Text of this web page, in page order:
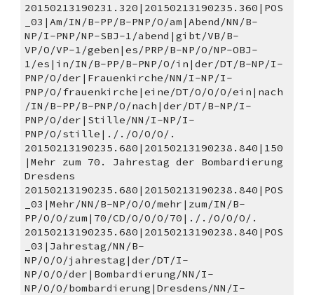
20150213190231.320|20150213190235.360|POS
_03|Am/IN/B-PP/B-PNP/O/am|Abend/NN/B-
NP/I-PNP/NP-SBJ-1/abend|gibt/VB/B-
VP/O/VP-1/geben|es/PRP/B-NP/O/NP-OBJ-
1/es|in/IN/B-PP/B-PNP/O/in|der/DT/B-NP/I-
PNP/O/der|Frauenkirche/NN/I-NP/I-
PNP/O/frauenkirche|eine/DT/O/O/O/ein|nach
/IN/B-PP/B-PNP/O/nach|der/DT/B-NP/I-
PNP/O/der|Stille/NN/I-NP/I-
PNP/O/stille|././O/O/O/.
20150213190235.680|20150213190238.840|150
|Mehr zum 70. Jahrestag der Bombardierung
Dresdens
20150213190235.680|20150213190238.840|POS
_03|Mehr/NN/B-NP/O/O/mehr|zum/IN/B-
PP/O/O/zum|70/CD/O/O/O/70|././O/O/O/.
20150213190235.680|20150213190238.840|POS
_03|Jahrestag/NN/B-
NP/O/O/jahrestag|der/DT/I-
NP/O/O/der|Bombardierung/NN/I-
NP/O/O/bombardierung|Dresdens/NN/I-